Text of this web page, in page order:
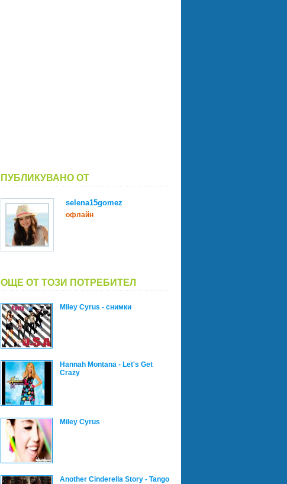
ПУБЛИКУВАНО ОТ
selena15gomez
офлайн
ОЩЕ ОТ ТОЗИ ПОТРЕБИТЕЛ
Miley Cyrus - снимки
Hannah Montana - Let's Get
Crazy
Miley Cyrus
Another Cinderella Story - Tango